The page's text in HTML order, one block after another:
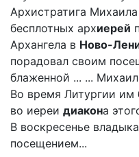
Архистратига
бесплотных архиерей
Архангела в Ново-
порадовал своим
блаженной ... ...
Во время Литургии им
во иереи диакона
В воскресенье
посещением...